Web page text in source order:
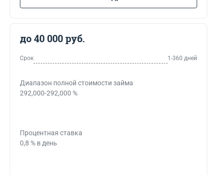
до 40 000 руб.
Срок 1-360 дней
Диапазон полной стоимости займа
292,000-292,000 %
Процентная ставка
0,8 % в день